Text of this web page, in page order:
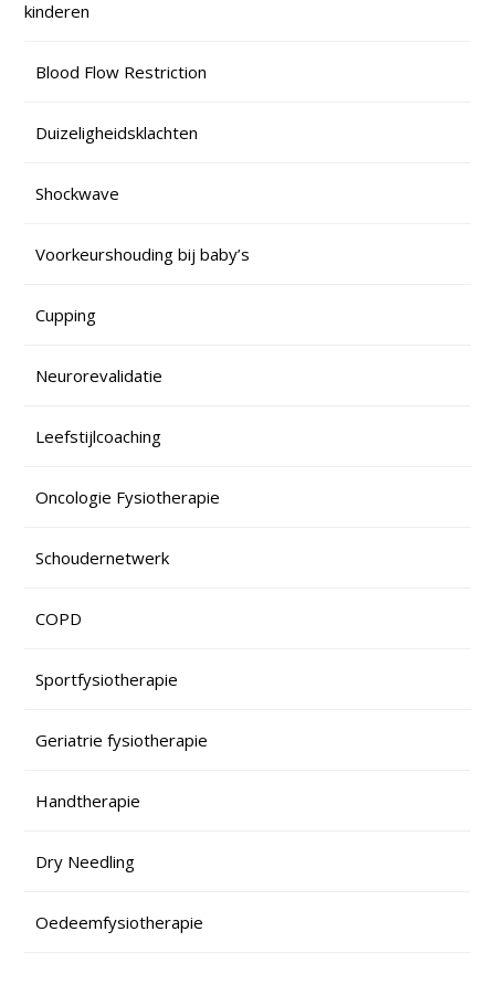
kinderen
Blood Flow Restriction
Duizeligheidsklachten
Shockwave
Voorkeurshouding bij baby’s
Cupping
Neurorevalidatie
Leefstijlcoaching
Oncologie Fysiotherapie
Schoudernetwerk
COPD
Sportfysiotherapie
Geriatrie fysiotherapie
Handtherapie
Dry Needling
Oedeemfysiotherapie